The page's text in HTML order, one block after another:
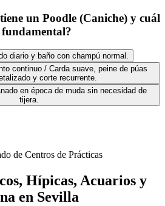
un Poodle (Caniche) y cuál
fundamental?
diario y baño con champú normal.
continuo / Carda suave, peine de púas
y corte recurrente.
en época de muda sin necesidad de
tijera.
de Centros de Prácticas
Hípicas, Acuarios y
en Sevilla